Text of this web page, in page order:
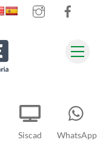
Instagram
Siscad WhatsApp